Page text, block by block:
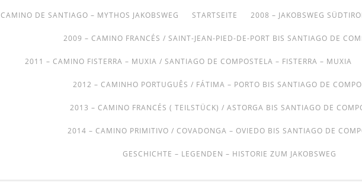
CAMINO DE SANTIAGO – MYTHOS JAKOBSWEG STARTSEITE 2008 – JAKOBSWEG
2009 – CAMINO FRANCÉS / SAINT-JEAN-PIED-DE-PORT BIS SANTIAGO DE
2011 – CAMINO FISTERRA – MUXIA / SANTIAGO DE COMPOSTELA – FISTERRA – MUXIA
2012 – CAMINHO PORTUGUÊS / FÁTIMA – PORTO BIS SANTIAGO DE
2013 – CAMINO FRANCÉS ( TEILSTÜCK) / ASTORGA BIS SANTIAGO DE
2014 – CAMINO PRIMITIVO / COVADONGA – OVIEDO BIS SANTIAGO DE
GESCHICHTE – LEGENDEN – HISTORIE ZUM JAKOBSWEG